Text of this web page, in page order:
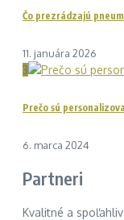
Čo prezrádzajú
11. januára 2026
3
Prečo sú
6. marca 2024
Partneri
Kvalitné a